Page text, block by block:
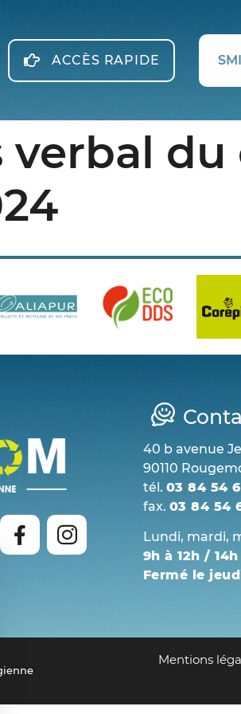
ACCÈS RAPIDE
verbal
40 b avenue
90110
tél. 03 84 54
fax. 03 84 54
Lundi, mardi,
9h à 12h / 14h
Fermé le
Mentions